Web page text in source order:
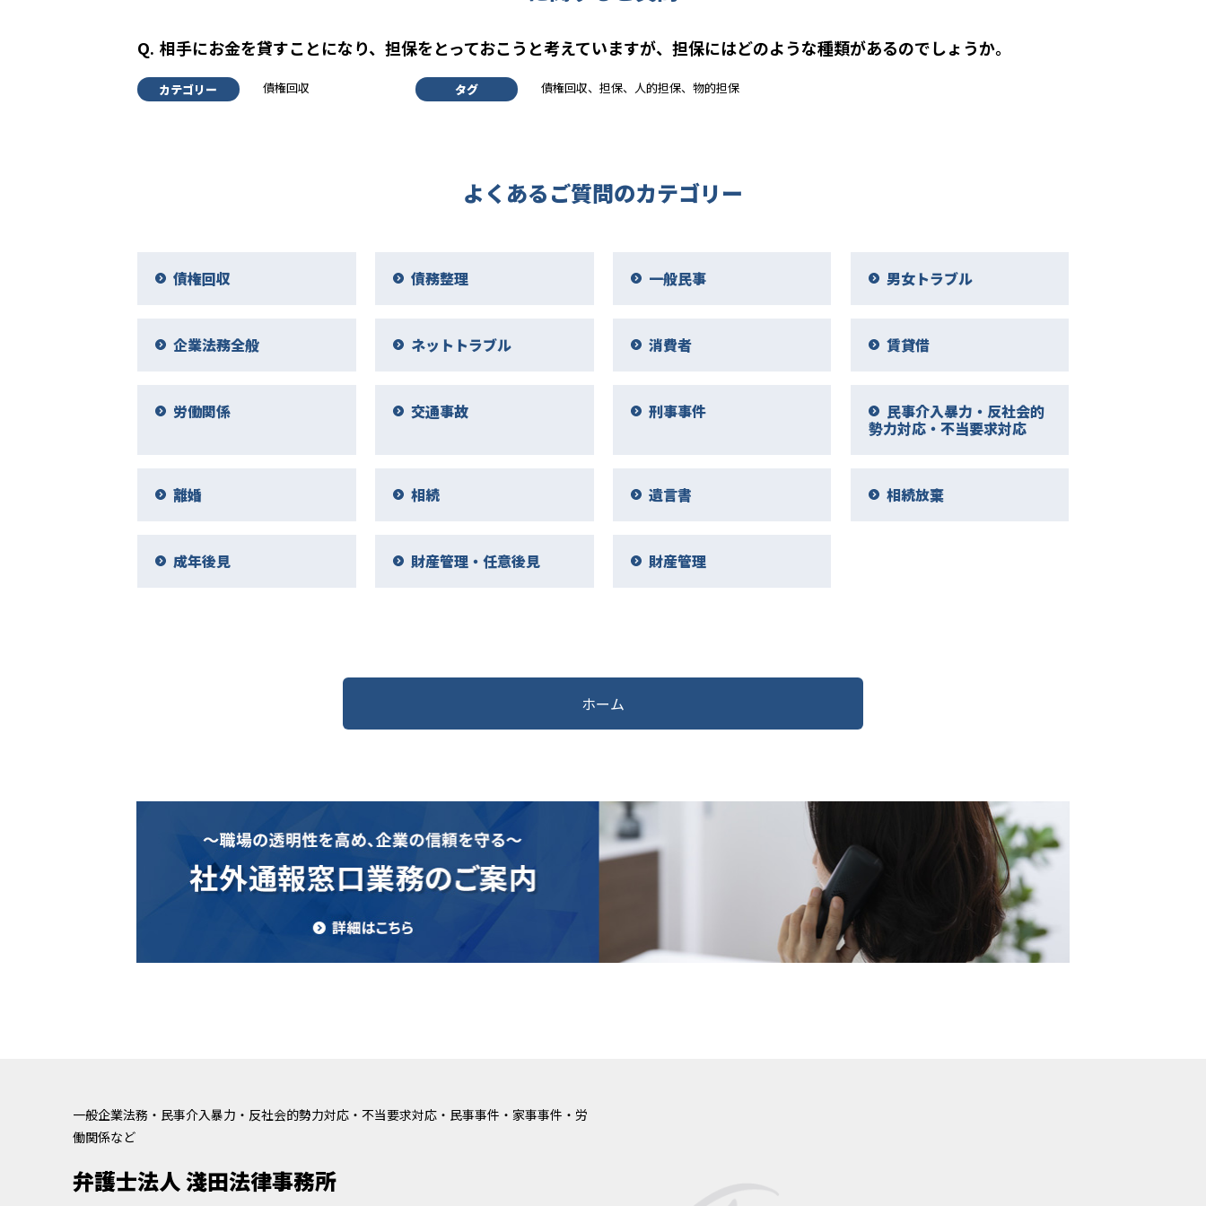
相手にお金を貸すことになり、担保をとっておこうと考えていますが、担保にはどのような種類があるのでしょうか。
カテゴリー 債権回収 タグ 債権回収、担保、人的担保、物的担保
よくあるご質問のカテゴリー
債権回収 債務整理 一般民事 男女トラブル
企業法務全般 ネットトラブル 消費者 賃貸借
労働関係 交通事故 刑事事件 民事介入暴力・反社会的
勢力対応・不当要求対応
離婚 相続 遺言書 相続放棄
成年後見 財産管理・任意後見 財産管理
ホーム
一般企業法務・民事介入暴力・反社会的勢力対応・不当要求対応・民事事件・家事事件・労
働関係など
弁護士法人 淺田法律事務所